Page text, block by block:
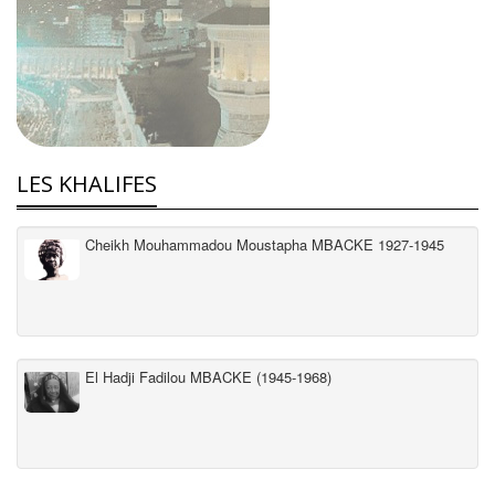
LES KHALIFES
Cheikh Mouhammadou Moustapha MBACKE 1927-1945
El Hadji Fadilou MBACKE (1945-1968)